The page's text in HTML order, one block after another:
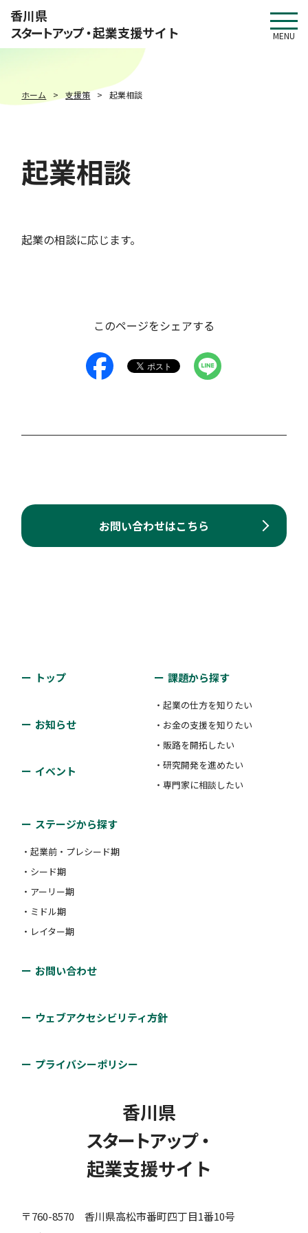
香川県
スタートアップ・起業支援サイト MENU
ホーム 支援策 起業相談
起業相談
起業の相談に応じます。
このページをシェアする
お問い合わせはこちら
トップ
お知らせ
イベント
課題から探す
・起業の仕方を知りたい
・お金の支援を知りたい
・販路を開拓したい
・研究開発を進めたい
・専門家に相談したい
ステージから探す
・起業前・プレシード期
・シード期
・アーリー期
・ミドル期
・レイター期
お問い合わせ
ウェブアクセシビリティ方針
プライバシーポリシー
香川県
スタートアップ・
起業支援サイト
〒760-8570 香川県高松市番町四丁目1番10号